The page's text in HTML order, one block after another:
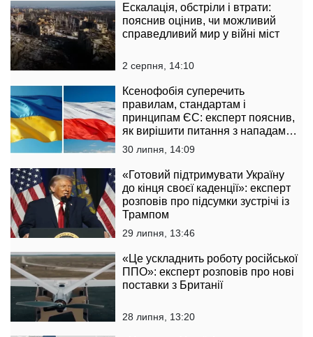
Ескалація, обстріли і втрати:
пояснив оцінив, чи можливий
справедливий мир у війні міст
2 серпня, 14:10
Ксенофобія суперечить
правилам, стандартам і
принципам ЄС: експерт пояснив,
як вирішити питання з нападами
на українців у Польщі
30 липня, 14:09
«Готовий підтримувати Україну
до кінця своєї каденції»: експерт
розповів про підсумки зустрічі із
Трампом
29 липня, 13:46
«Це ускладнить роботу російської
ППО»: експерт розповів про нові
поставки з Британії
28 липня, 13:20